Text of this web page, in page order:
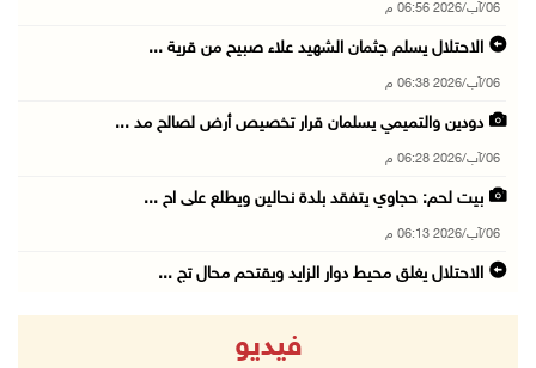
06/آب/2026 06:56 م
الاحتلال يسلم جثمان الشهيد علاء صبيح من قرية ...
06/آب/2026 06:38 م
دودين والتميمي يسلمان قرار تخصيص أرض لصالح مد ...
06/آب/2026 06:28 م
بيت لحم: حجاوي يتفقد بلدة نحالين ويطلع على اح ...
06/آب/2026 06:13 م
الاحتلال يغلق محيط دوار الزايد ويقتحم محال تج ...
الاحتلال يقتحم مدينة طوباس وبلدة عقابا
فيديو